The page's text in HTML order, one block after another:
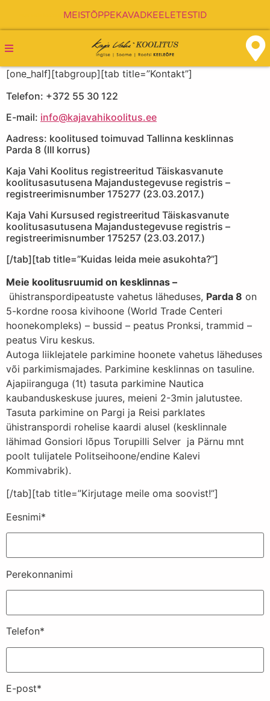
MEISTÕPPEKAVADKEELETESTID
[one_half][tabgroup][tab title=”Kontakt”]
Telefon: +372 55 30 122
E-mail: info@kajavahikoolitus.ee
Aadress: koolitused toimuvad Tallinna kesklinnas
Parda 8 (III korrus)
Kaja Vahi Koolitus registreeritud Täiskasvanute
koolitusasutusena Majandustegevuse registris –
registreerimisnumber 175277 (23.03.2017.)
Kaja Vahi Kursused registreeritud Täiskasvanute
koolitusasutusena Majandustegevuse registris –
registreerimisnumber 175257 (23.03.2017.)
[/tab][tab title=”Kuidas leida meie asukohta?”]
Meie koolitusruumid on kesklinnas –
ühistranspordipeatuste vahetus läheduses, Parda 8 on
5-kordne roosa kivihoone (World Trade Centeri
hoonekompleks) – bussid – peatus Pronksi, trammid –
peatus Viru keskus.
Autoga liiklejatele parkimine hoonete vahetus läheduses
või parkimismajades. Parkimine kesklinnas on tasuline.
Ajapiiranguga (1t) tasuta parkimine Nautica
kaubanduskeskuse juures, meieni 2-3min jalutustee.
Tasuta parkimine on Pargi ja Reisi parklates
ühistranspordi rohelise kaardi alusel (kesklinnale
lähimad Gonsiori lõpus Torupilli Selver ja Pärnu mnt
poolt tulijatele Politseihoone/endine Kalevi
Kommivabrik).
[/tab][tab title=”Kirjutage meile oma soovist!”]
Eesnimi*
Perekonnanimi
Telefon*
E-post*